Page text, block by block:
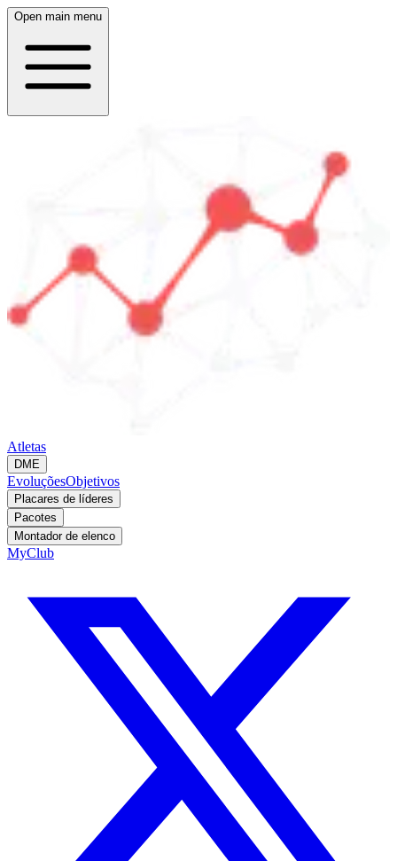
Open main menu
Atletas
DME
EvoluçõesObjetivos
Placares de líderes
Pacotes
Montador de elenco
MyClub